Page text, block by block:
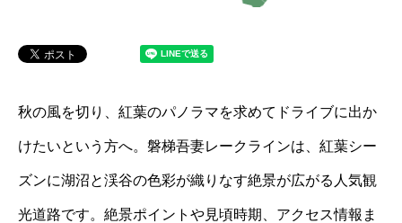
秋の風を切り、紅葉のパノラマを求めてドライブに出か
けたいという方へ。磐梯吾妻レークラインは、紅葉シー
ズンに湖沼と渓谷の色彩が織りなす絶景が広がる人気観
光道路です。絶景ポイントや見頃時期、アクセス情報ま